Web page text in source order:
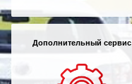
Дополнительный сервис